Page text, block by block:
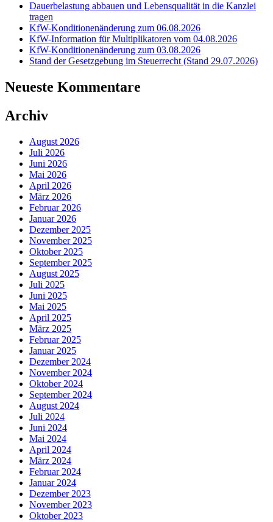
Dauerbelastung abbauen und Lebensqualität in die Kanzlei
tragen
KfW-Konditionenänderung zum 06.08.2026
KfW-Information für Multiplikatoren vom 04.08.2026
KfW-Konditionenänderung zum 03.08.2026
Stand der Gesetzgebung im Steuerrecht (Stand 29.07.2026)
Neueste Kommentare
Archiv
August 2026
Juli 2026
Juni 2026
Mai 2026
April 2026
März 2026
Februar 2026
Januar 2026
Dezember 2025
November 2025
Oktober 2025
September 2025
August 2025
Juli 2025
Juni 2025
Mai 2025
April 2025
März 2025
Februar 2025
Januar 2025
Dezember 2024
November 2024
Oktober 2024
September 2024
August 2024
Juli 2024
Juni 2024
Mai 2024
April 2024
März 2024
Februar 2024
Januar 2024
Dezember 2023
November 2023
Oktober 2023